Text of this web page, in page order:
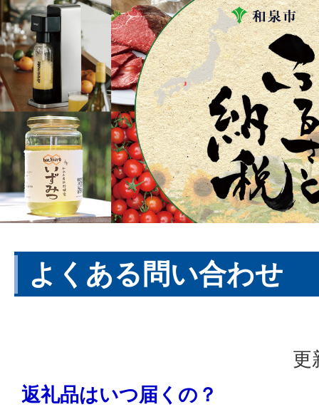
よくある問い合わせ
更
返礼品はいつ届くの？